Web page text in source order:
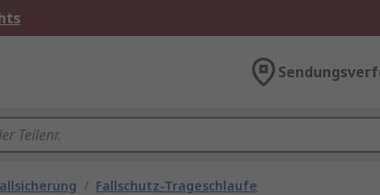
/ Fallschutz-Trageschlaufe